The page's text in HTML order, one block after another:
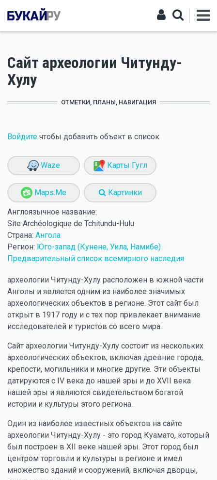
Сайт археологии Читунду-
Хулу
ОТМЕТКИ, ПЛАНЫ, НАВИГАЦИЯ
Войдите чтобы добавить объект в список
Waze Карты Гугл
Maps.Me Картинки
Англоязычное название:
Site Archéologique de Tchitundu-Hulu
Страна: Ангола
Регион: Юго-запад (Кунене, Уила, Намибе)
Предварительный список всемирного наследия
археологии Читунду-Хулу расположен в южной части
Анголы и является одним из наиболее значимых
археологических объектов в регионе. Этот сайт был
открыт в 1917 году и с тех пор привлекает внимание
исследователей и туристов со всего мира.
Сайт археологии Читунду-Хулу состоит из нескольких
археологических объектов, включая древние города,
крепости, могильники и многие другие. Эти объекты
датируются с IV века до нашей эры и до XVII века
нашей эры и являются свидетельством богатой
истории и культуры этого региона.
Один из наиболее известных объектов на сайте
археологии Читунду-Хулу - это город Куамато, который
был построен в XII веке нашей эры. Этот город был
центром торговли и культуры в регионе и имел
множество зданий и сооружений, включая дворцы,